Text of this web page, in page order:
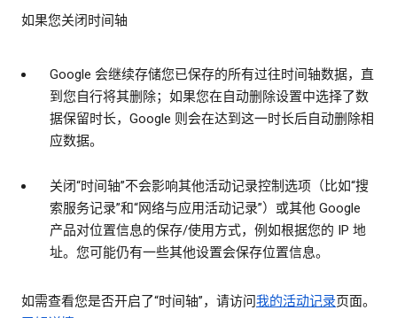
如果您关闭时间轴
Google 会继续存储您已保存的所有过往时间轴数据，直
到您自行将其删除；如果您在自动删除设置中选择了数
据保留时长，Google 则会在达到这一时长后自动删除相
应数据。
关闭“时间轴”不会影响其他活动记录控制选项（比如“搜
索服务记录”和“网络与应用活动记录”）或其他 Google
产品对位置信息的保存/使用方式，例如根据您的 IP 地
址。您可能仍有一些其他设置会保存位置信息。
如需查看您是否开启了“时间轴”，请访问我的活动记录页面。